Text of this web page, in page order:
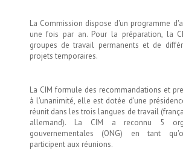
La Commission dispose d'un programme
une fois par an. Pour la préparation, la
groupes de travail permanents et de
projets temporaires.
La CIM formule des recommandations et
à l'unanimité, elle est dotée d'une
réunit dans les trois langues de travail
allemand). La CIM a reconnu 5
gouvernementales (ONG) en tant
participent aux réunions.